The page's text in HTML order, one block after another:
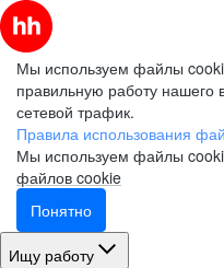
Мы используем файлы
правильную работу нашего
сетевой трафик.
Правила использования
Мы используем файлы
файлов cookie
Понятно
Ищу работу